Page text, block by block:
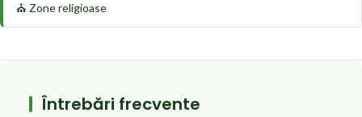
⛪ Zone religioase
Întrebări frecvente